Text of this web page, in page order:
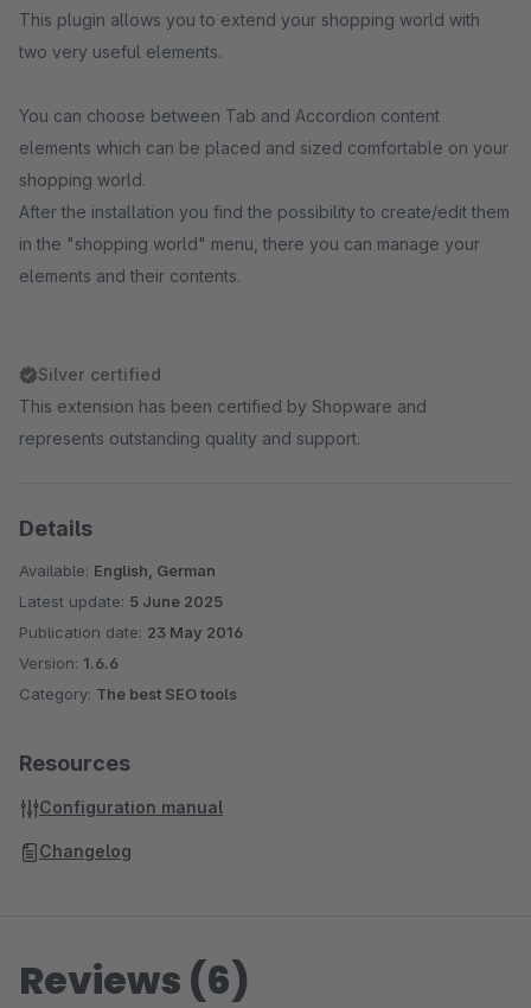
This plugin allows you to extend your shopping world with
two very useful elements.
You can choose between Tab and Accordion content
elements which can be placed and sized comfortable on your
shopping world.
After the installation you find the possibility to create/edit them
in the "shopping world" menu, there you can manage your
elements and their contents.
Silver certified
This extension has been certified by Shopware and
represents outstanding quality and support.
Details
Available: English, German
Latest update: 5 June 2025
Publication date: 23 May 2016
Version: 1.6.6
Category: The best SEO tools
Resources
Configuration manual
Changelog
Reviews (6)